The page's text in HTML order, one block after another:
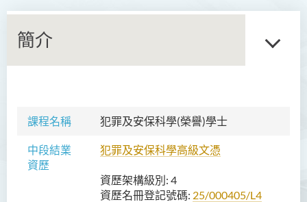
簡介
課程名稱 犯罪及安保科學(榮譽)學士
中段結業
資歷
犯罪及安保科學高級文憑
資歷架構級別: 4
資歷名冊登記號碼: 25/000405/L4
工商管理（榮譽）學士